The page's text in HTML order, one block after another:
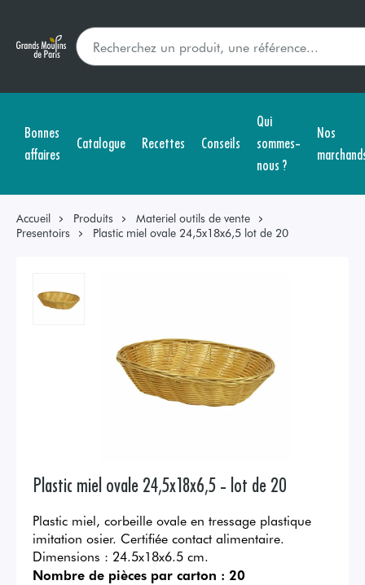
Bonnes
affaires
Catalogue Recettes Conseils
Qui
sommes-
nous ?
Nos
Accueil Produits
Materiel outils de vente
Presentoirs
Plastic miel ovale 24,5x18x6,5 lot de 20
Plastic miel ovale 24,5x18x6,5 - lot de 20
Plastic miel, corbeille ovale en tressage plastique
imitation osier. Certifiée contact alimentaire.
Dimensions : 24.5x18x6.5 cm.
Nombre de pièces par carton : 20